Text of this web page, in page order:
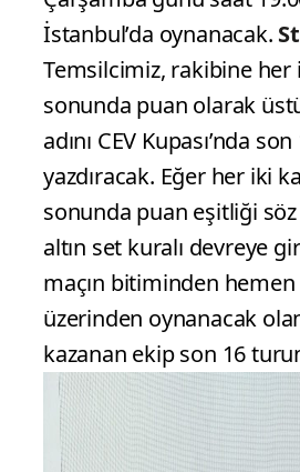
İstanbul’da oynanacak.
Temsilcimiz, rakibine her
sonunda puan olarak
adını CEV Kupası’nda
yazdıracak. Eğer her iki
sonunda puan eşitliği
altın set kuralı devreye
maçın bitiminden hemen
üzerinden oynanacak
kazanan ekip son 16